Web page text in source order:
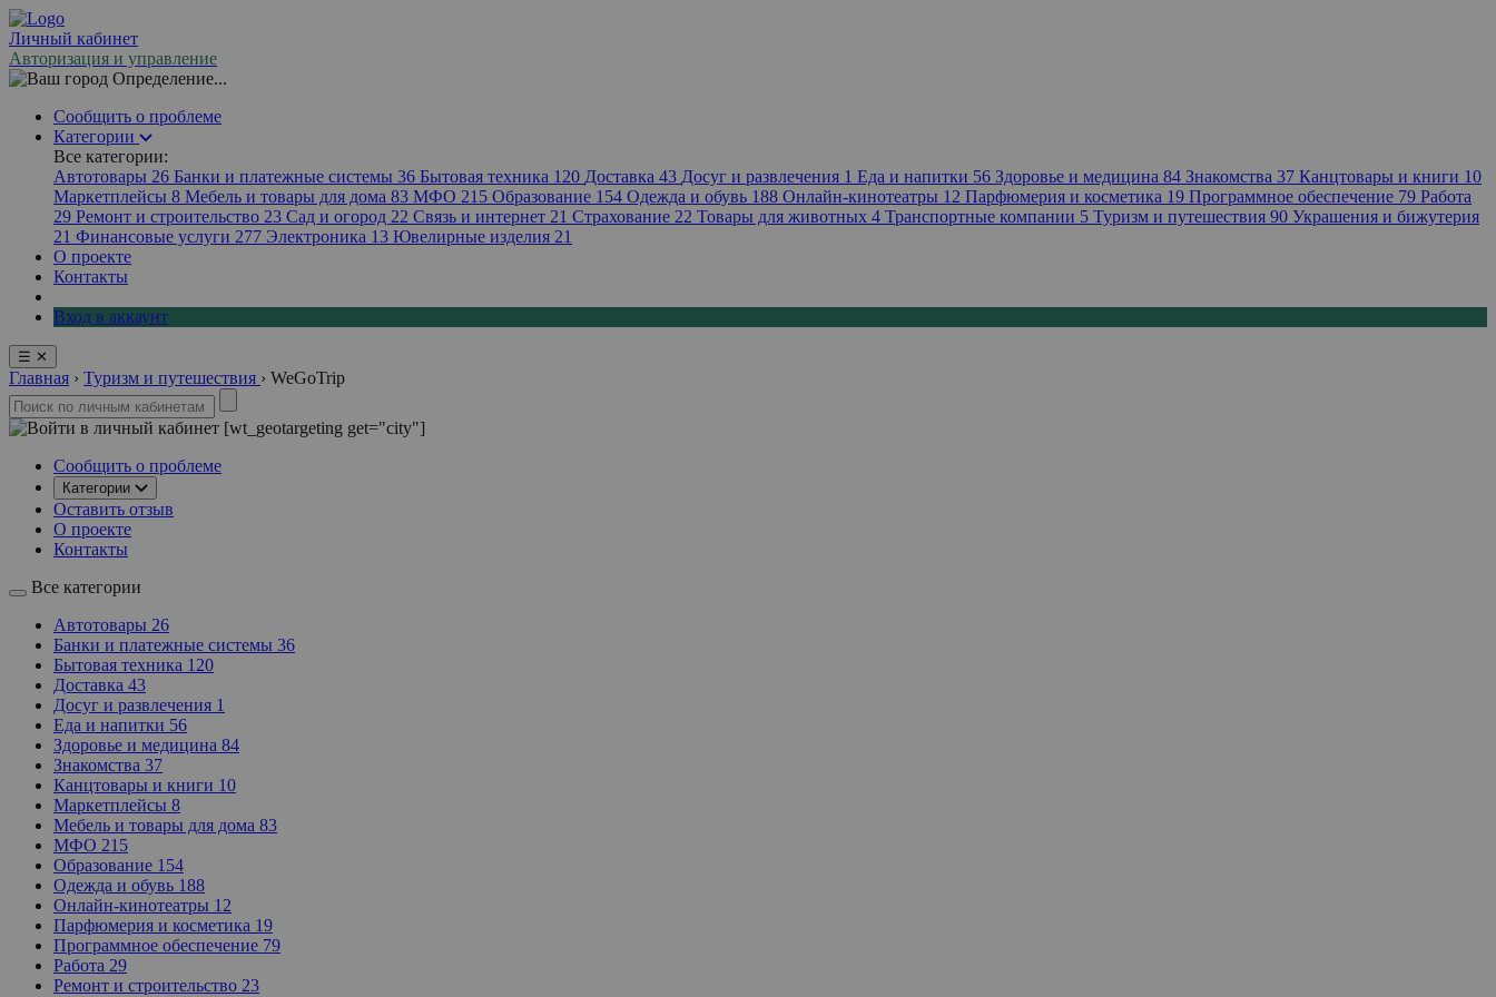
Личный кабинет
Авторизация и управление
Определение...
Сообщить о проблеме
Категории
Все категории:
Автотовары 26 Банки и платежные системы 36 Бытовая техника 120 Доставка 43 Досуг и развлечения 1 Еда и напитки 56 Здоровье и медицина 84 Знакомства 37 Канцтовары и книги 10
Маркетплейсы 8 Мебель и товары для дома 83 МФО 215 Образование 154 Одежда и обувь 188 Онлайн-кинотеатры 12 Парфюмерия и косметика 19 Программное обеспечение 79 Работа
29 Ремонт и строительство 23 Сад и огород 22 Связь и интернет 21 Страхование 22 Товары для животных 4 Транспортные компании 5 Туризм и путешествия 90 Украшения и бижутерия
21 Финансовые услуги 277 Электроника 13 Ювелирные изделия 21
О проекте
Контакты
Вход в аккаунт
☰ ✕
Главная › Туризм и путешествия › WeGoTrip
[wt_geotargeting get="city"]
Сообщить о проблеме
Категории
Оставить отзыв
О проекте
Контакты
Все категории
Автотовары 26
Банки и платежные системы 36
Бытовая техника 120
Доставка 43
Досуг и развлечения 1
Еда и напитки 56
Здоровье и медицина 84
Знакомства 37
Канцтовары и книги 10
Маркетплейсы 8
Мебель и товары для дома 83
МФО 215
Образование 154
Одежда и обувь 188
Онлайн-кинотеатры 12
Парфюмерия и косметика 19
Программное обеспечение 79
Работа 29
Ремонт и строительство 23